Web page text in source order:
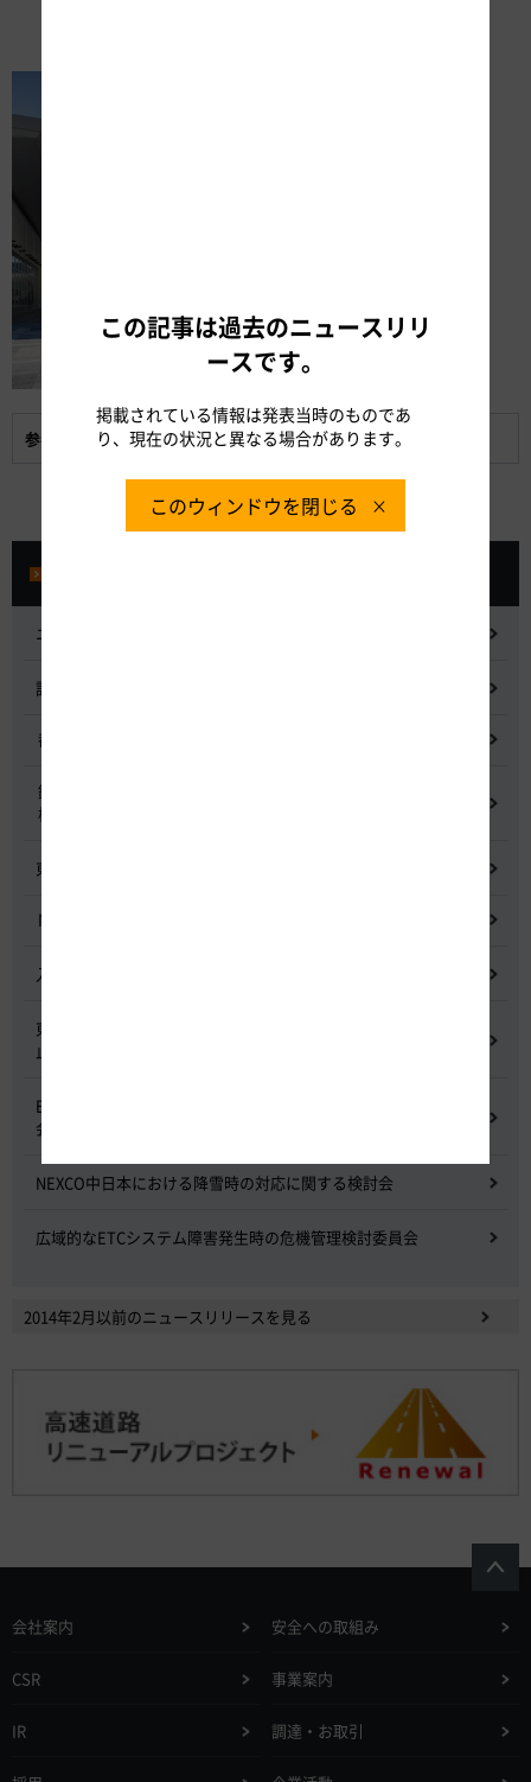
参考資料: 受賞したNEOPASA清水のトイレの画像など
ニュースリリース
記者会見
都市間高速道路料金割引検討会
鋼少数主桁橋の床版下面吹付コンクリートはく離・落下事象調査
検討委員会
東名高速道路宇利トンネル照明灯具落下事象調査検討会
NEXCO中日本グループの経営上の課題と取組み
入札に係る不正行為に関する調査及び再発防止のための委員会
東名高速道路 中吉田高架橋 塗装塗替え工事による火災事故再発防
止委員会
E20 中央道を跨ぐ橋梁の耐震補強工事施工不良に関する調査委員
会
NEXCO中日本における降雪時の対応に関する検討会
広域的なETCシステム障害発生時の危機管理検討委員会
2014年2月以前のニュースリリースを見る
会社案内 安全への取組み
CSR 事業案内
IR 調達・お取引
この記事は過去のニュースリリ
ースです。
掲載されている情報は発表当時のものであ
り、現在の状況と異なる場合があります。
このウィンドウを閉じる